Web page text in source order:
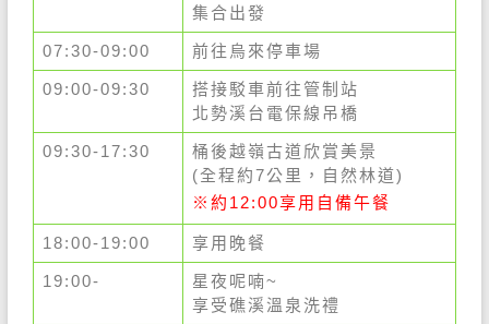
集合出發
07:30-09:00 前往烏來停車場
09:00-09:30
搭接駁車前往管制站
北勢溪台電保線吊橋
09:30-17:30
桶後越嶺古道欣賞美景
(全程約7公里，自然林道)
※約12:00享用自備午餐
18:00-19:00 享用晚餐
19:00-
星夜呢喃~
享受礁溪溫泉洗禮